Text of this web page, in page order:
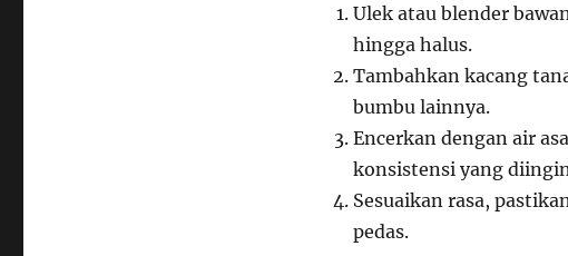
Ulek atau blender
hingga halus.
Tambahkan kacang
bumbu lainnya.
Encerkan dengan air
konsistensi yang
Sesuaikan rasa,
pedas.